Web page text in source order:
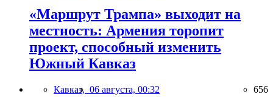
«Маршрут Трампа» выходит на
местность: Армения торопит
проект, способный изменить
Южный Кавказ
Кавказ, 06 августа, 00:32 656